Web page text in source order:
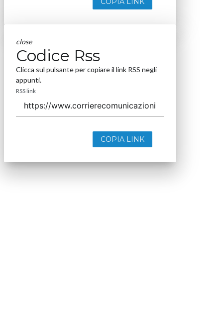
close
Codice Rss
Clicca sul pulsante per copiare il link RSS negli
appunti.
RSS link
COPIA LINK